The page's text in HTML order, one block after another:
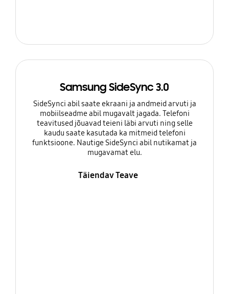
Samsung SideSync 3.0
SideSynci abil saate ekraani ja andmeid arvuti ja
mobiilseadme abil mugavalt jagada. Telefoni
teavitused jõuavad teieni läbi arvuti ning selle
kaudu saate kasutada ka mitmeid telefoni
funktsioone. Nautige SideSynci abil nutikamat ja
mugavamat elu.
Täiendav Teave